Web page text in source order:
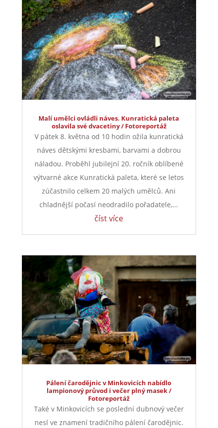
Malí umělci ovládli náves. Kunratická paleta
oslavila své dvacetiny / Fotoreportáž
V pátek 8. května od 10 hodin ožila kunratická
náves dětskými kresbami, barvami a dobrou
náladou. Proběhl jubilejní 20. ročník oblíbené
výtvarné akce Kunratická paleta, které se letos
zúčastnilo celkem 20 malých umělců. Ani
chladnější počasí neodradilo pořadatele,...
číst více
Pálení čarodějnic v Minkovicích nabídlo
lampionový průvod i večer plný masek /
Fotoreportáž
Také v Minkovicích se poslední dubnový večer
nesl ve znamení tradičního pálení čarodějnic.